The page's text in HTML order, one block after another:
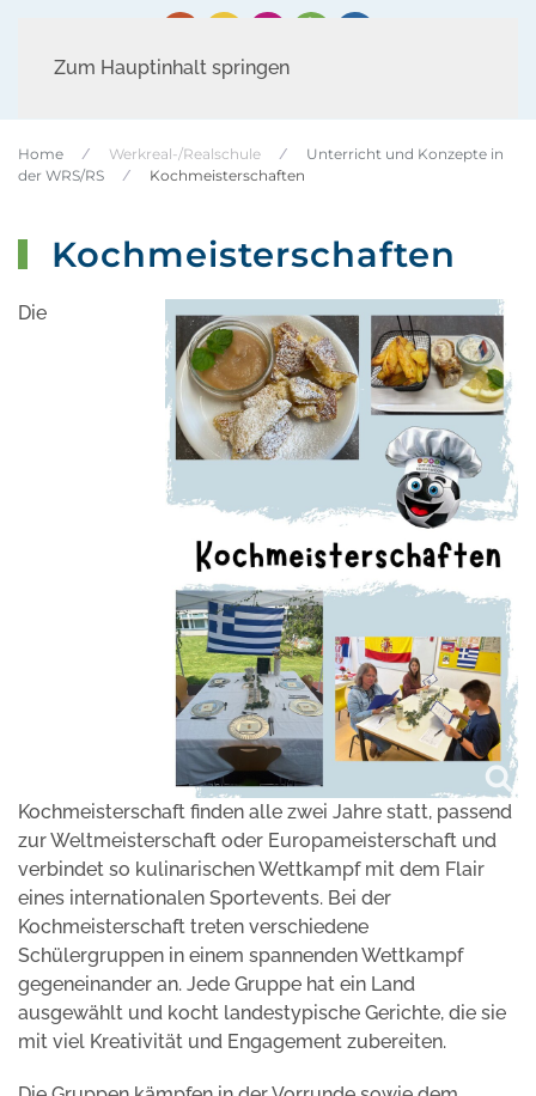
Zum Hauptinhalt springen
Home Werkreal-/Realschule
Unterricht und Konzepte in
der WRS/RS
Kochmeisterschaften
Kochmeisterschaften
Die
Kochmeisterschaft finden alle zwei Jahre statt, passend
zur Weltmeisterschaft oder Europameisterschaft und
verbindet so kulinarischen Wettkampf mit dem Flair
eines internationalen Sportevents. Bei der
Kochmeisterschaft treten verschiedene
Schülergruppen in einem spannenden Wettkampf
gegeneinander an. Jede Gruppe hat ein Land
ausgewählt und kocht landestypische Gerichte, die sie
mit viel Kreativität und Engagement zubereiten.